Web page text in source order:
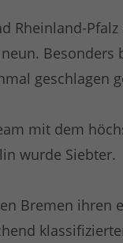
Rheinland-
geschlagen
mit dem
wurde Siebter.
Bremen ihren